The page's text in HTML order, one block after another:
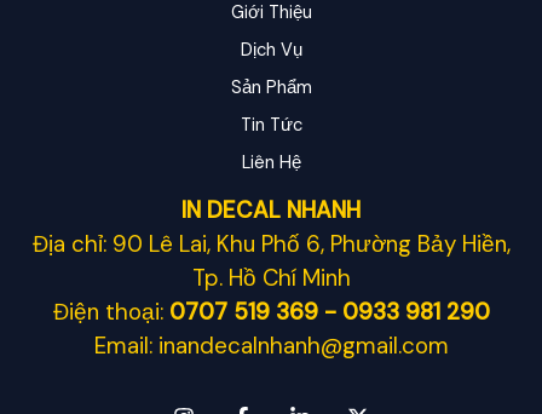
Giới Thiệu
Dịch Vụ
Sản Phẩm
Tin Tức
Liên Hệ
IN DECAL NHANH
Địa chỉ: 90 Lê Lai, Khu Phố 6, Phường Bảy Hiền,
Tp. Hồ Chí Minh
Điện thoại: 0707 519 369 - 0933 981 290
Email: inandecalnhanh@gmail.com